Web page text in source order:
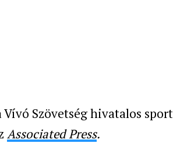
Vívó Szövetség hivatalos
Associated Press.